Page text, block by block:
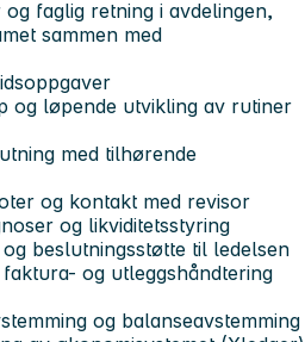
faglig retning i avdelingen,
sammen med
og løpende utvikling av rutiner
med tilhørende
og kontakt med revisor
og likviditetsstyring
beslutningsstøtte til ledelsen
og utleggshåndtering
og balanseavstemming